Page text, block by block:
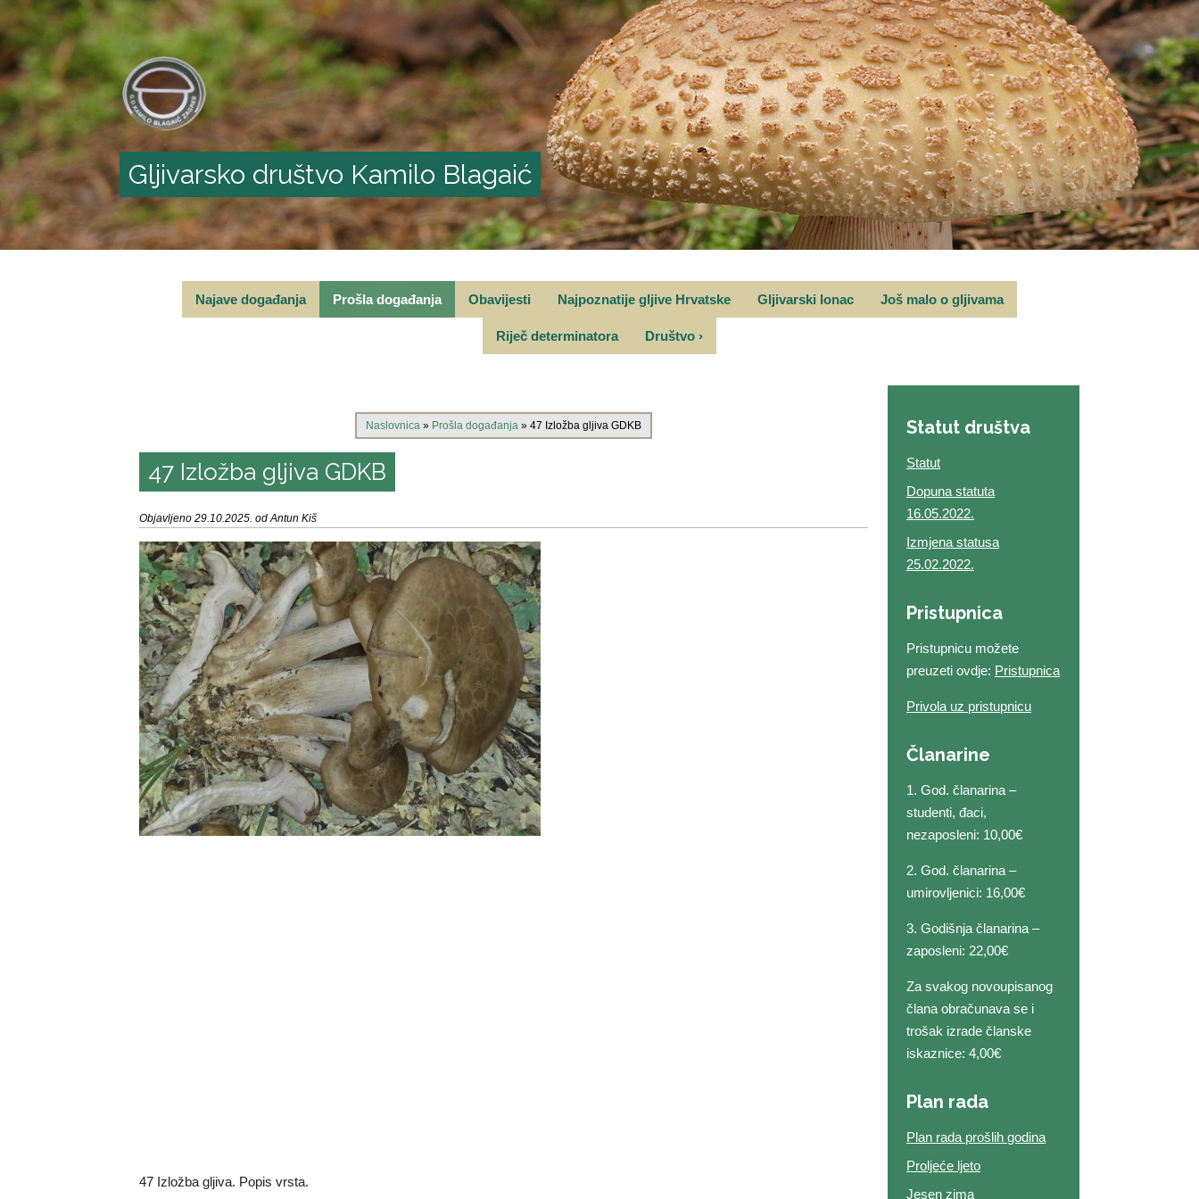
Gljivarsko društvo Kamilo Blagaić
Najave događanja Prošla događanja Obavijesti Najpoznatije gljive Hrvatske Gljivarski lonac Još malo o gljivama
Riječ determinatora Društvo ›
Naslovnica» Prošla događanja» 47 Izložba gljiva GDKB
47 Izložba gljiva GDKB
Objavljeno 29.10.2025. od Antun Kiš
47 Izložba gljiva. Popis vrsta.
Statut društva
Statut
Dopuna statuta
16.05.2022.
Izmjena statusa
25.02.2022.
Pristupnica
Pristupnicu možete
preuzeti ovdje: Pristupnica
Privola uz pristupnicu
Članarine
1. God. članarina –
studenti, đaci,
nezaposleni: 10,00€
2. God. članarina –
umirovljenici: 16,00€
3. Godišnja članarina –
zaposleni: 22,00€
Za svakog novoupisanog
člana obračunava se i
trošak izrade članske
iskaznice: 4,00€
Plan rada
Plan rada prošlih godina
Proljeće ljeto
Jesen zima